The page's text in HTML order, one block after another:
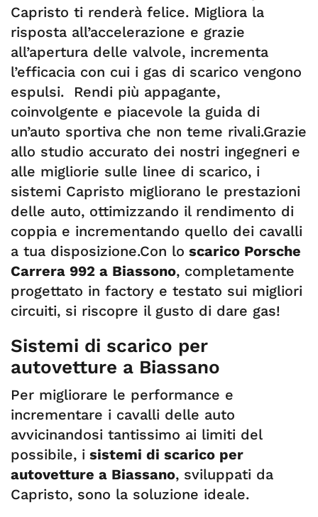
Capristo ti renderà felice. Migliora la
risposta all’accelerazione e grazie
all’apertura delle valvole, incrementa
l’efficacia con cui i gas di scarico vengono
espulsi. Rendi più appagante,
coinvolgente e piacevole la guida di
un’auto sportiva che non teme rivali.Grazie
allo studio accurato dei nostri ingegneri e
alle migliorie sulle linee di scarico, i
sistemi Capristo migliorano le prestazioni
delle auto, ottimizzando il rendimento di
coppia e incrementando quello dei cavalli
a tua disposizione.Con lo scarico Porsche
Carrera 992 a Biassono, completamente
progettato in factory e testato sui migliori
circuiti, si riscopre il gusto di dare gas!
Sistemi di scarico per
autovetture a Biassano
Per migliorare le performance e
incrementare i cavalli delle auto
avvicinandosi tantissimo ai limiti del
possibile, i sistemi di scarico per
autovetture a Biassano, sviluppati da
Capristo, sono la soluzione ideale.